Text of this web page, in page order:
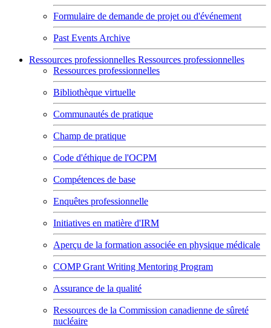
Formulaire de demande de projet ou d'événement
Past Events Archive
Ressources professionnelles Ressources professionnelles
Ressources professionnelles
Bibliothèque virtuelle
Communautés de pratique
Champ de pratique
Code d'éthique de l'OCPM
Compétences de base
Enquêtes professionnelle
Initiatives en matière d'IRM
Aperçu de la formation associée en physique médicale
COMP Grant Writing Mentoring Program
Assurance de la qualité
Ressources de la Commission canadienne de sûreté
nucléaire